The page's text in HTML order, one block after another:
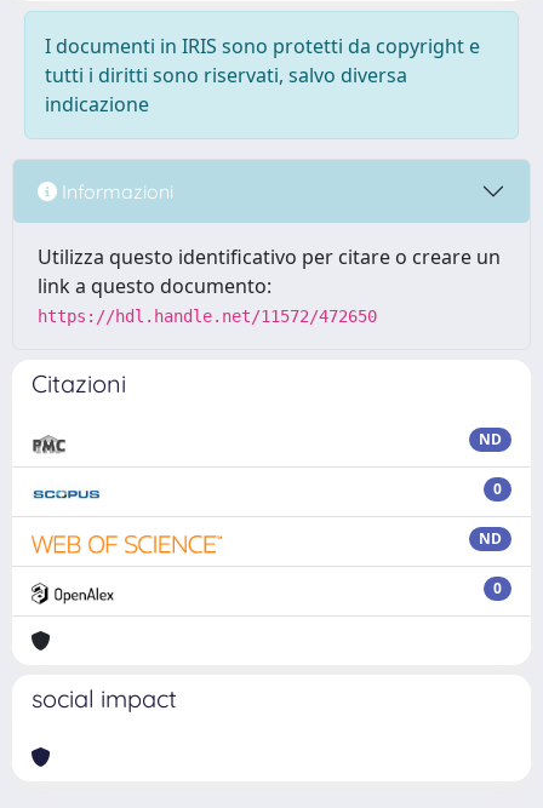
I documenti in IRIS sono protetti da copyright e
tutti i diritti sono riservati, salvo diversa
indicazione
Informazioni
Utilizza questo identificativo per citare o creare un
link a questo documento:
https://hdl.handle.net/11572/472650
Citazioni
ND
0
ND
0
social impact